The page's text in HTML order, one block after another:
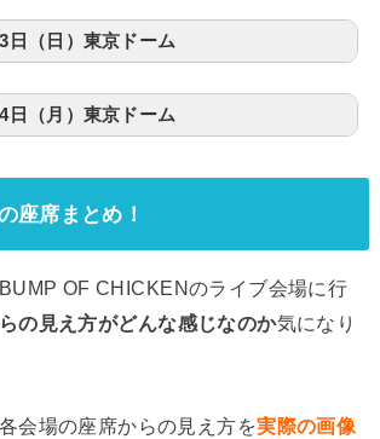
日（日）東京ドーム
日（月）東京ドーム
座席まとめ！
OF CHICKENのライブ会場に行
の見え方がどんな感じなのか気になり
会場の座席からの見え方を実際の画像